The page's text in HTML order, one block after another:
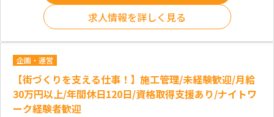
求人情報を詳しく見る
企画・運営
【街づくりを支える仕事！】施工管理/未経験歓迎/月給
30万円以上/年間休日120日/資格取得支援あり/ナイトワ
ーク経験者歓迎